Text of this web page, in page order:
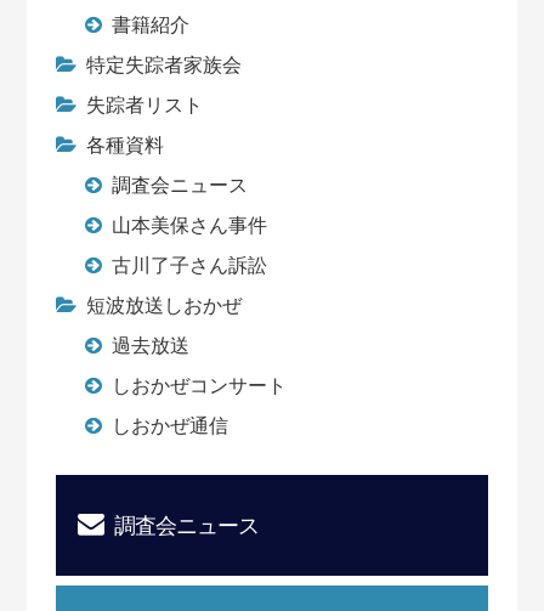
書籍紹介
特定失踪者家族会
失踪者リスト
各種資料
調査会ニュース
山本美保さん事件
古川了子さん訴訟
短波放送しおかぜ
過去放送
しおかぜコンサート
しおかぜ通信
調査会ニュース